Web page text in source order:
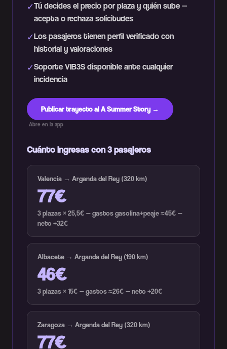
✓Tú decides el precio por plaza y quién sube —
acepta o rechaza solicitudes
✓Los pasajeros tienen perfil verificado con
historial y valoraciones
✓Soporte VIB3S disponible ante cualquier
incidencia
Publicar trayecto al A Summer Story →
Abre en la app
Cuánto ingresas con 3 pasajeros
Valencia → Arganda del Rey (320 km)
77€
3 plazas × 25,5€ — gastos gasolina+peaje ≈45€ —
neto +32€
Albacete → Arganda del Rey (190 km)
46€
3 plazas × 15€ — gastos ≈26€ — neto +20€
Zaragoza → Arganda del Rey (320 km)
77€